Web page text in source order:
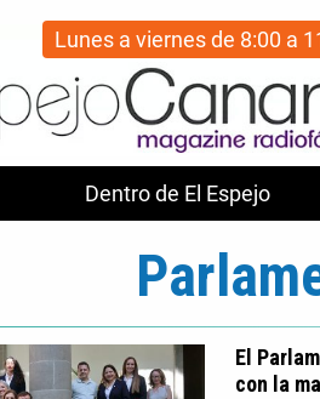
Dentro de El Espejo
Lunes a viernes de 8:00 a
El
con la